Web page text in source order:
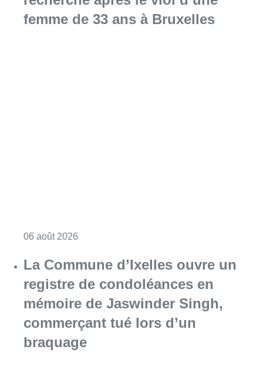
femme de 33 ans à Bruxelles
06 août 2026
La Commune d’Ixelles ouvre un
registre de condoléances en
mémoire de Jaswinder Singh,
commerçant tué lors d’un
braquage